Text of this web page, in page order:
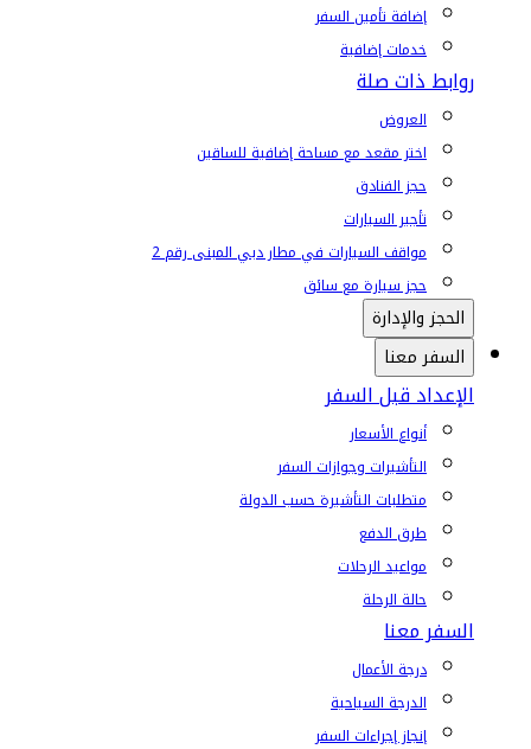
إضافة تأمين السفر
خدمات إضافية
روابط ذات صلة
العروض
اختر مقعد مع مساحة إضافية للساقين
حجز الفنادق
تأجير السيارات
مواقف السيارات في مطار دبي المبنى رقم 2
حجز سيارة مع سائق
الحجز والإدارة
السفر معنا
الإعداد قبل السفر
أنواع الأسعار
التأشيرات وجوازات السفر
متطلبات التأشيرة حسب الدولة
طرق الدفع
مواعيد الرحلات
حالة الرحلة
السفر معنا
درجة الأعمال
الدرجة السياحية
إنجاز إجراءات السفر